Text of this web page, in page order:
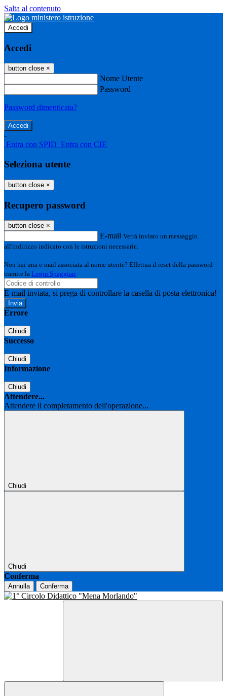
Salta al contenuto
Accedi
Accedi
button close ×
Nome Utente
Password
Password dimenticata?
-
Entra con SPID Entra con CIE
Seleziona utente
button close ×
Recupero password
button close ×
E-mail Verrà inviato un messaggio
all'indirizzo indicato con le istruzioni necessarie.
Non hai una e-mail associata al nome utente? Effettua il reset della password
tramite la Login Spaggiari
E-mail inviata, si prega di controllare la casella di posta elettronica!
Errore
Chiudi
Successo
Chiudi
Informazione
Chiudi
Attendere...
Attendere il completamento dell'operazione...
Chiudi
Chiudi
Conferma
Annulla Conferma